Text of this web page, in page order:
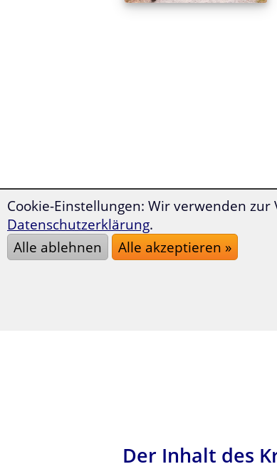
Der Inhalt des
Cookie-Einstellungen: Wir verwenden
Datenschutzerklärung.
Alle ablehnen
Alle akzeptieren »